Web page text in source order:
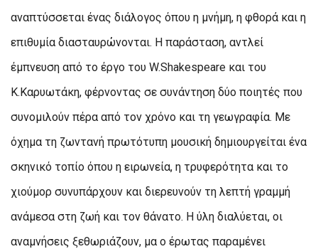
αναπτύσσεται ένας διάλογος όπου η μνήμη, η φθορά και η
επιθυμία διασταυρώνονται. Η παράσταση, αντλεί
έμπνευση από το έργο του W.Shakespeare και του
Κ.Καρυωτάκη, φέρνοντας σε συνάντηση δύο ποιητές που
συνομιλούν πέρα από τον χρόνο και τη γεωγραφία. Με
όχημα τη ζωντανή πρωτότυπη μουσική δημιουργείται ένα
σκηνικό τοπίο όπου η ειρωνεία, η τρυφερότητα και το
χιούμορ συνυπάρχουν και διερευνούν τη λεπτή γραμμή
ανάμεσα στη ζωή και τον θάνατο. Η ύλη διαλύεται, οι
αναμνήσεις ξεθωριάζουν, μα ο έρωτας παραμένει